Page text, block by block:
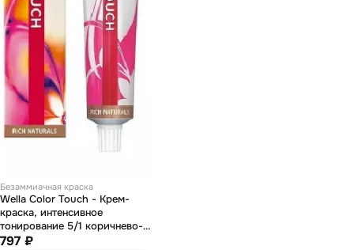
Безаммиачная краска
Wella Color Touch - Крем-
краска, интенсивное
тонирование 5/1 коричнево-
пепельный 60 мл
797 ₽